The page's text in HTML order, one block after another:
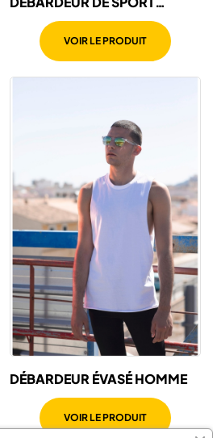
ENFANT
VOIR LE PRODUIT
DÉBARDEUR ÉVASÉ HOMME
VOIR LE PRODUIT